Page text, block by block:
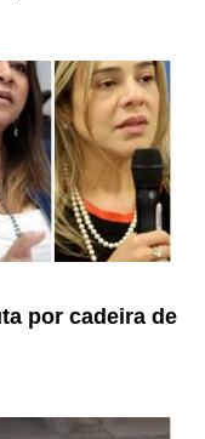
por cadeira de